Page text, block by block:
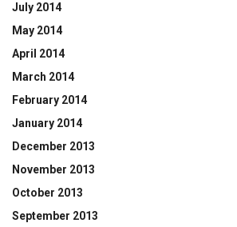
July 2014
May 2014
April 2014
March 2014
February 2014
January 2014
December 2013
November 2013
October 2013
September 2013